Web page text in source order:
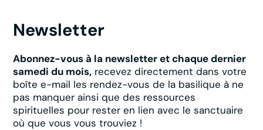
Newsletter
Abonnez-vous à la newsletter et chaque dernier
samedi du mois, recevez directement dans votre
boîte e-mail les rendez-vous de la basilique à ne
pas manquer ainsi que des ressources
spirituelles pour rester en lien avec le sanctuaire
où que vous vous trouviez !